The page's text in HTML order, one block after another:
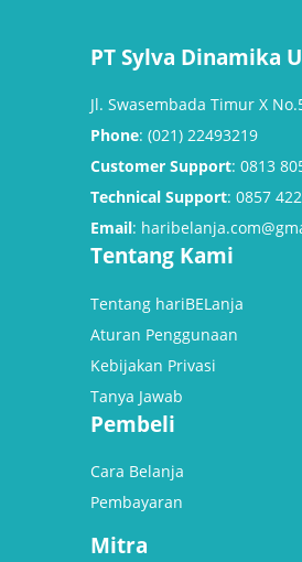
PT Sylva Dinamika
Jl. Swasembada Timur X
Phone: (021) 22493219
Customer Support: 0813
Technical Support: 0857
Email:
Tentang Kami
Tentang hariBELanja
Aturan Penggunaan
Kebijakan Privasi
Tanya Jawab
Pembeli
Cara Belanja
Pembayaran
Mitra